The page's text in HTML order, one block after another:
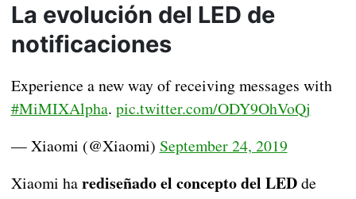
La evolución del LED de
notificaciones
Experience a new way of receiving messages with
#MiMIXAlpha. pic.twitter.com/ODY9OhVoQj
— Xiaomi (@Xiaomi) September 24, 2019
Xiaomi harediseñado el concepto del LEDde